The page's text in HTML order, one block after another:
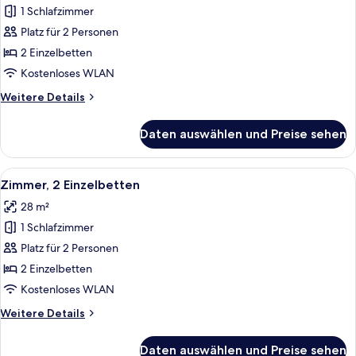
Zimmer,
2 Einzelbetten
anzeigen
1 Schlafzimmer
Platz für 2 Personen
2 Einzelbetten
Kostenloses WLAN
Weitere Details
Weitere
2 Einzelbetten
Daten auswählen und Preise sehen
Alle
Fotos
für
Zimmer,
2 Einzelbetten
anzeigen
Ein Hotelzimmer mit zwei Betten,
3
Zimmer, 2 Einzelbetten
28 m²
1 Schlafzimmer
Platz für 2 Personen
2 Einzelbetten
Kostenloses WLAN
Weitere Details
Weitere
Daten auswählen und Preise sehen